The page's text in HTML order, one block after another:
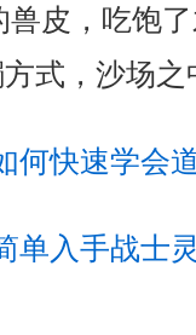
皮，吃饱
式，沙场
何快速学会
单入手战士